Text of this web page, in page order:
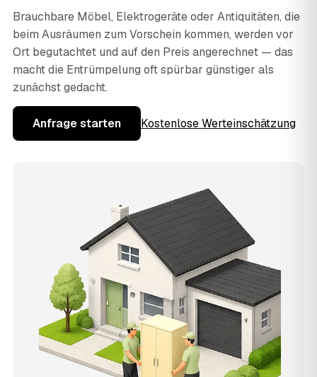
Brauchbare Möbel, Elektrogeräte oder Antiquitäten, die
beim Ausräumen zum Vorschein kommen, werden vor
Ort begutachtet und auf den Preis angerechnet — das
macht die Entrümpelung oft spürbar günstiger als
zunächst gedacht.
Anfrage starten Kostenlose Werteinschätzung